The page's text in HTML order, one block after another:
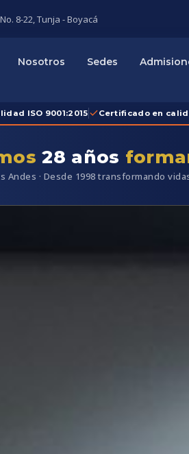
8-22, Tunja - Boyacá
Nosotros Sedes
ISO 9001:2015 Certificado en
28 años
Andes · Desde 1998 transformando